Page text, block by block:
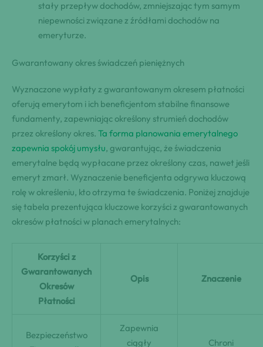
stały przepływ dochodów, zmniejszając tym samym
niepewności związane z źródłami dochodów na
emeryturze.
Gwarantowany okres świadczeń pieniężnych
Wyznaczone wypłaty z gwarantowanym okresem płatności
oferują emerytom i ich beneficjentom stabilne finansowe
fundamenty, zapewniając określony strumień dochodów
przez określony okres. Ta forma planowania emerytalnego
zapewnia spokój umysłu, gwarantując, że świadczenia
emerytalne będą wypłacane przez określony czas, nawet jeśli
emeryt zmarł. Wyznaczenie beneficjenta odgrywa kluczową
rolę w określeniu, kto otrzyma te świadczenia. Poniżej znajduje
się tabela prezentująca kluczowe korzyści z gwarantowanych
okresów płatności w planach emerytalnych:
Korzyści z
Gwarantowanych
Okresów
Płatności
Opis Znaczenie
Bezpieczeństwo
Zapewnia
ciągły
Chroni